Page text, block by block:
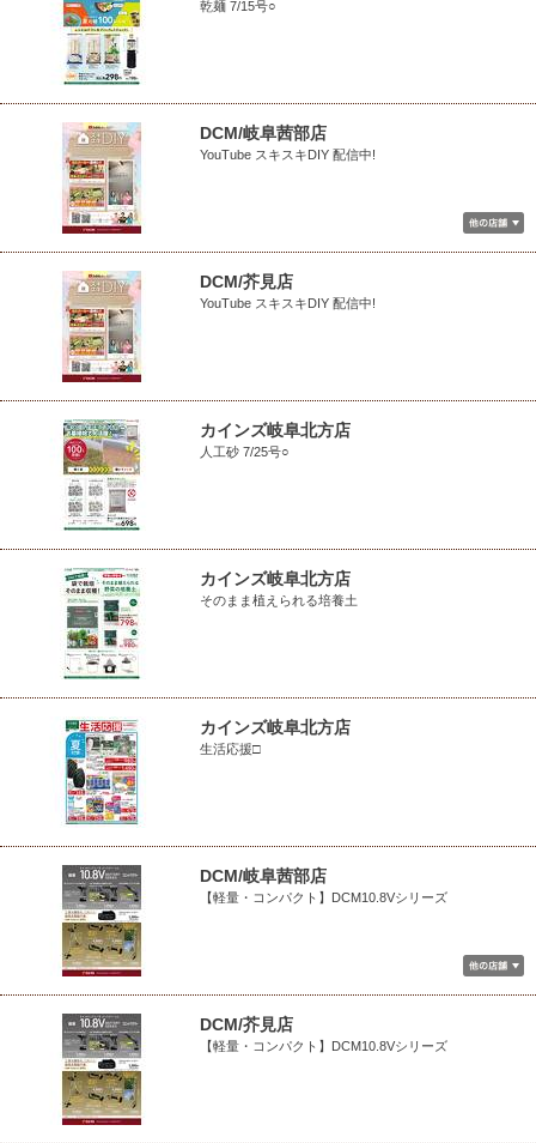
乾麺 7/15号○
DCM/岐阜茜部店
YouTube スキスキDIY 配信中!
DCM/芥見店
YouTube スキスキDIY 配信中!
カインズ岐阜北方店
人工砂 7/25号○
カインズ岐阜北方店
そのまま植えられる培養土
カインズ岐阜北方店
生活応援□
DCM/岐阜茜部店
【軽量・コンパクト】DCM10.8Vシリーズ
DCM/芥見店
【軽量・コンパクト】DCM10.8Vシリーズ